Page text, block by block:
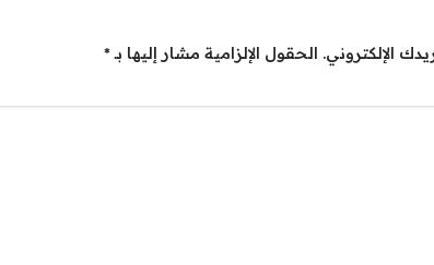
الإلكتروني. الحقول الإلزامية مشار إليها بـ*